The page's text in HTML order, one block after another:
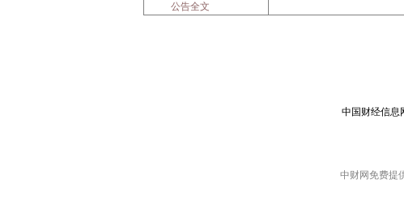
公告全文
中国财经信息
中财网免费提